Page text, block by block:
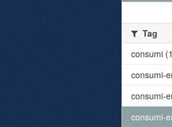
Tag
consumi
consumi-
consumi-
consumi-